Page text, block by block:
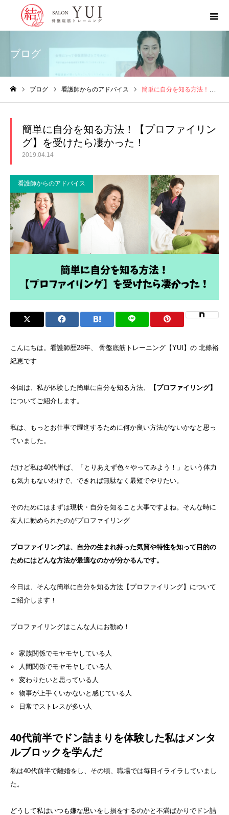
ブログ
ブログ 看護師からのアドバイス 簡単に自分を知る方法！【プロファイリング】を受けたら凄かった！
簡単に自分を知る方法！【プロファイリン
グ】を受けたら凄かった！
2019.04.14
看護師からのアドバイス
こんにちは。看護師歴28年、 骨盤底筋トレーニング【YUI】の 北條裕
紀恵です
今回は、私が体験した簡単に自分を知る方法、
【プロファイリング】
についてご紹介します。
私は、もっとお仕事で躍進するために何か良い方法がないかなと思っ
ていました。
だけど私は40代半ば、「とりあえず色々やってみよう！」という体力
も気力もないわけで、できれば無駄なく最短でやりたい。
そのためにはまずは現状・自分を知ること大事ですよね。そんな時に
友人に勧められたのがプロファイリング
プロファイリングは、自分の生まれ持った気質や特性を知って目的の
ためにはどんな方法が最適なのかが分かるんです。
今日は、そんな簡単に自分を知る方法【プロファイリング】について
ご紹介します！
プロファイリングはこんな人にお勧め！
家族関係でモヤモヤしている人
人間関係でモヤモヤしている人
変わりたいと思っている人
物事が上手くいかないと感じている人
日常でストレスが多い人
40代前半でドン詰まりを体験した私はメンタ
ルブロックを学んだ
私は40代前半で離婚をし、その頃、職場では毎日イライラしていまし
た。
どうして私はいつも嫌な思いをし損をするのかと不満ばかりでドン詰